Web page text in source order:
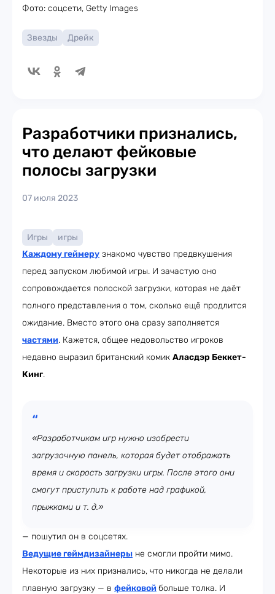
Фото: соцсети, Getty Images
Звезды Дрейк
Разработчики признались,
что делают фейковые
полосы загрузки
07 июля 2023
Игры
игры
Каждому геймеру знакомо чувство предвкушения
перед запуском любимой игры. И зачастую оно
сопровождается полоской загрузки, которая не даёт
полного представления о том, сколько ещё продлится
ожидание. Вместо этого она сразу заполняется
частями. Кажется, общее недовольство игроков
недавно выразил британский комик Аласдэр Беккет-
Кинг.
«Разработчикам игр нужно изобрести
загрузочную панель, которая будет отображать
время и скорость загрузки игры. После этого они
смогут приступить к работе над графикой,
прыжками и т. д.»
— пошутил он в соцсетях.
Ведущие геймдизайнеры не смогли пройти мимо.
Некоторые из них признались, что никогда не делали
плавную загрузку — в фейковой больше толка. И